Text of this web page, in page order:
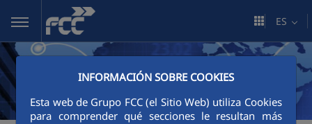
Saltar al contenido principal
INFORMACIÓN SOBRE COOKIES
Esta web de Grupo FCC (el Sitio Web) utiliza Cookies
para comprender qué secciones le resultan más
ES